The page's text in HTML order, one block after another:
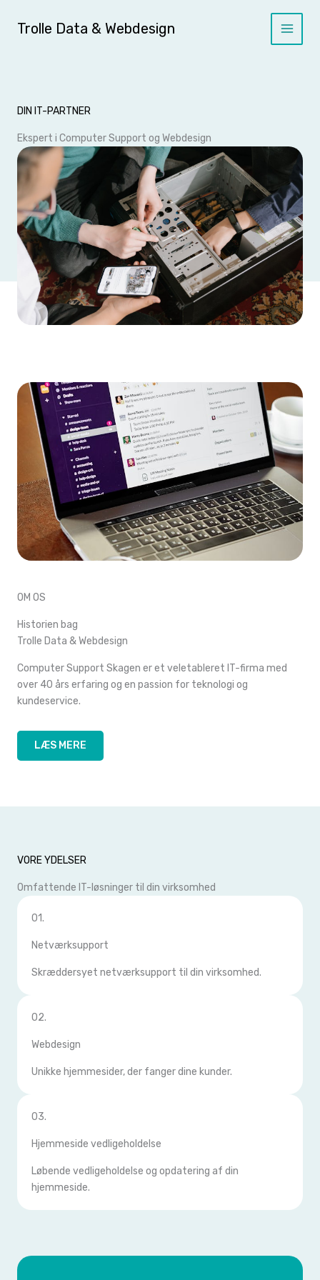
Trolle Data & Webdesign
DIN IT-PARTNER
Ekspert i Computer Support og Webdesign
OM OS
Historien bag
Trolle Data & Webdesign
Computer Support Skagen er et veletableret IT-firma med
over 40 års erfaring og en passion for teknologi og
kundeservice.
LÆS MERE
VORE YDELSER
Omfattende IT-løsninger til din virksomhed
01.
Netværksupport
Skræddersyet netværksupport til din virksomhed.
02.
Webdesign
Unikke hjemmesider, der fanger dine kunder.
03.
Hjemmeside vedligeholdelse
Løbende vedligeholdelse og opdatering af din
hjemmeside.